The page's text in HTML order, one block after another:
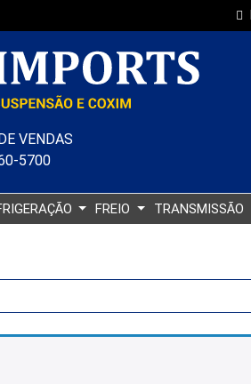
VENDAS
5700
FREIO TRANSMISSÃO